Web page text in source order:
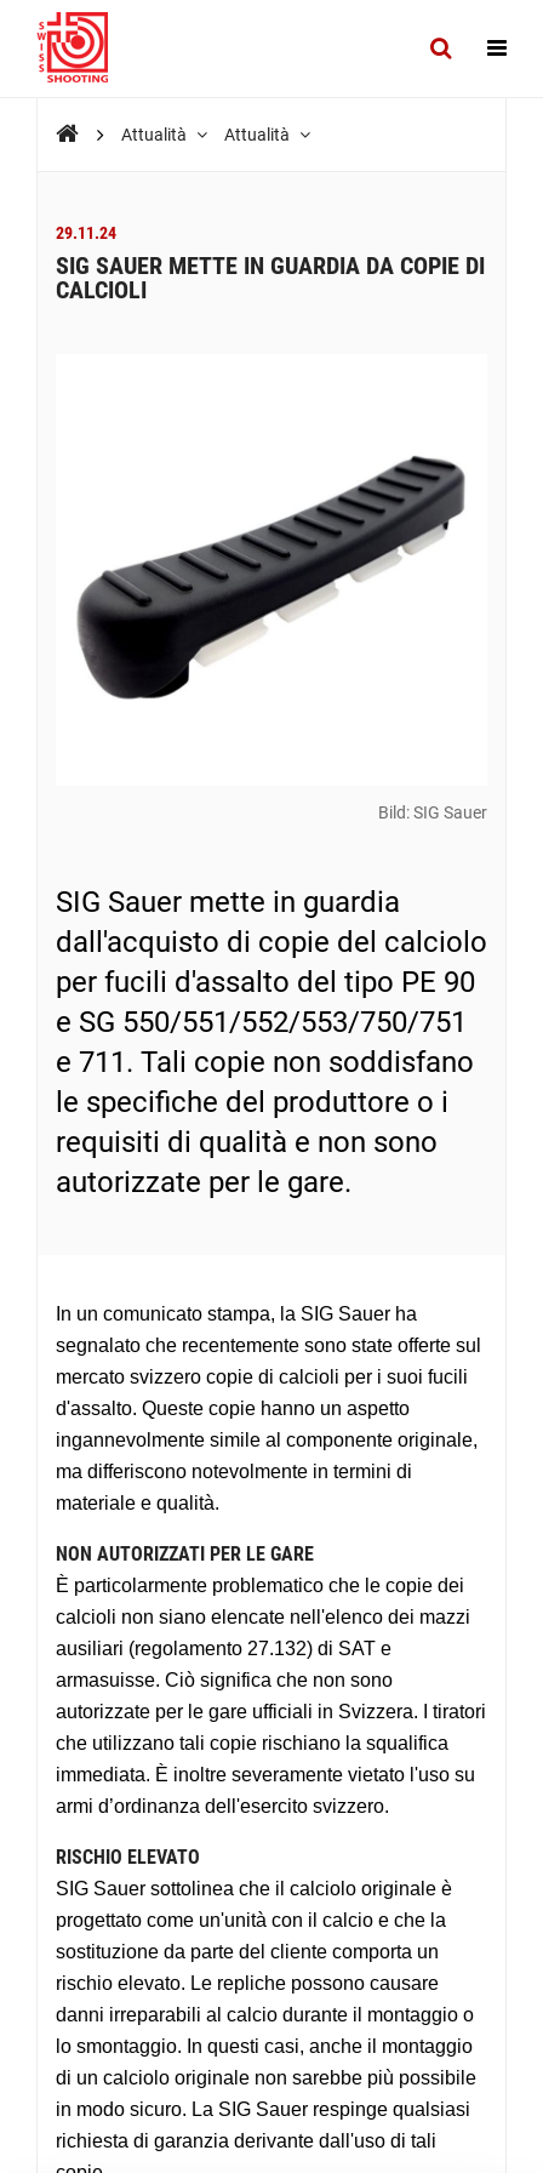
Attualità Attualità
29.11.24
SIG SAUER METTE IN GUARDIA DA COPIE DI
CALCIOLI
Bild: SIG Sauer
SIG Sauer mette in guardia
dall'acquisto di copie del calciolo
per fucili d'assalto del tipo PE 90
e SG 550/551/552/553/750/751
e 711. Tali copie non soddisfano
le specifiche del produttore o i
requisiti di qualità e non sono
autorizzate per le gare.
In un comunicato stampa, la SIG Sauer ha
segnalato che recentemente sono state offerte sul
mercato svizzero copie di calcioli per i suoi fucili
d'assalto. Queste copie hanno un aspetto
ingannevolmente simile al componente originale,
ma differiscono notevolmente in termini di
materiale e qualità.
NON AUTORIZZATI PER LE GARE
È particolarmente problematico che le copie dei
calcioli non siano elencate nell'elenco dei mazzi
ausiliari (regolamento 27.132) di SAT e
armasuisse. Ciò significa che non sono
autorizzate per le gare ufficiali in Svizzera. I tiratori
che utilizzano tali copie rischiano la squalifica
immediata. È inoltre severamente vietato l'uso su
armi d’ordinanza dell'esercito svizzero.
RISCHIO ELEVATO
SIG Sauer sottolinea che il calciolo originale è
progettato come un'unità con il calcio e che la
sostituzione da parte del cliente comporta un
rischio elevato. Le repliche possono causare
danni irreparabili al calcio durante il montaggio o
lo smontaggio. In questi casi, anche il montaggio
di un calciolo originale non sarebbe più possibile
in modo sicuro. La SIG Sauer respinge qualsiasi
richiesta di garanzia derivante dall'uso di tali